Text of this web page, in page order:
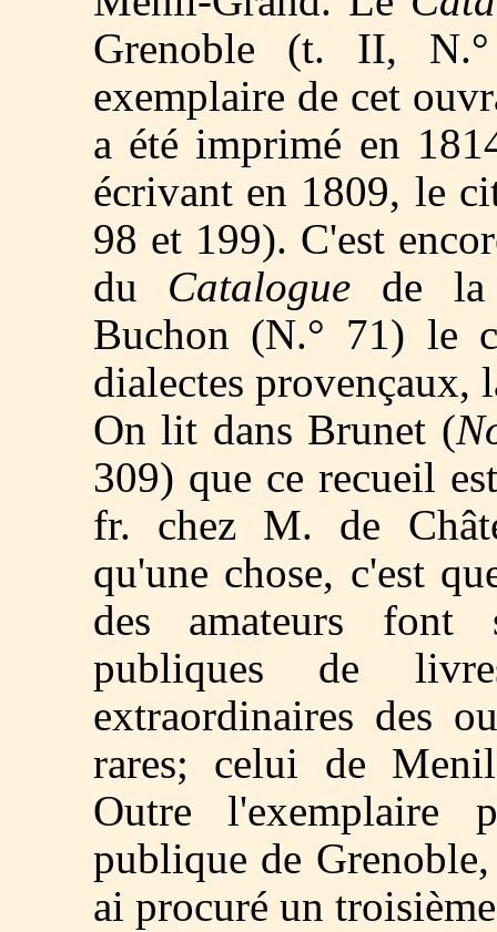
Grenoble (t. II,
exemplaire de cet
a été imprimé en
écrivant en 1809, le
98 et 199). C'est
du Catalogue de la
Buchon (N.° 71) le
dialectes provençaux,
On lit dans Brunet (
309) que ce recueil
fr. chez M. de
qu'une chose, c'est
des amateurs font
publiques de
extraordinaires des
rares; celui de
Outre l'exemplaire
publique de
ai procuré un